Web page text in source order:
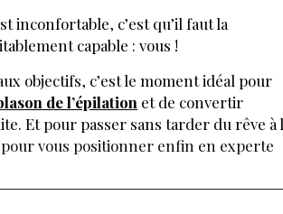
inconfortable, c’est qu’il faut la
capable : vous !
objectifs, c’est le moment idéal pour
de l’épilation et de convertir
Et pour passer sans tarder du rêve à
vous positionner enfin en experte